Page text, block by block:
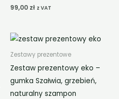
99,00 zł z VAT
Zestawy prezentowe
Zestaw prezentowy eko –
gumka Szałwia, grzebień,
naturalny szampon